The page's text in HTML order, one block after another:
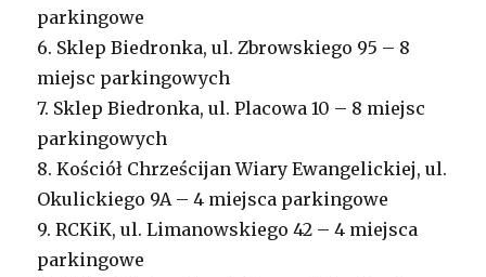
parkingowe
6. Sklep Biedronka, ul. Zbrowskiego 95 – 8
miejsc parkingowych
7. Sklep Biedronka, ul. Placowa 10 – 8 miejsc
parkingowych
8. Kościół Chrześcijan Wiary Ewangelickiej, ul.
Okulickiego 9A – 4 miejsca parkingowe
9. RCKiK, ul. Limanowskiego 42 – 4 miejsca
parkingowe